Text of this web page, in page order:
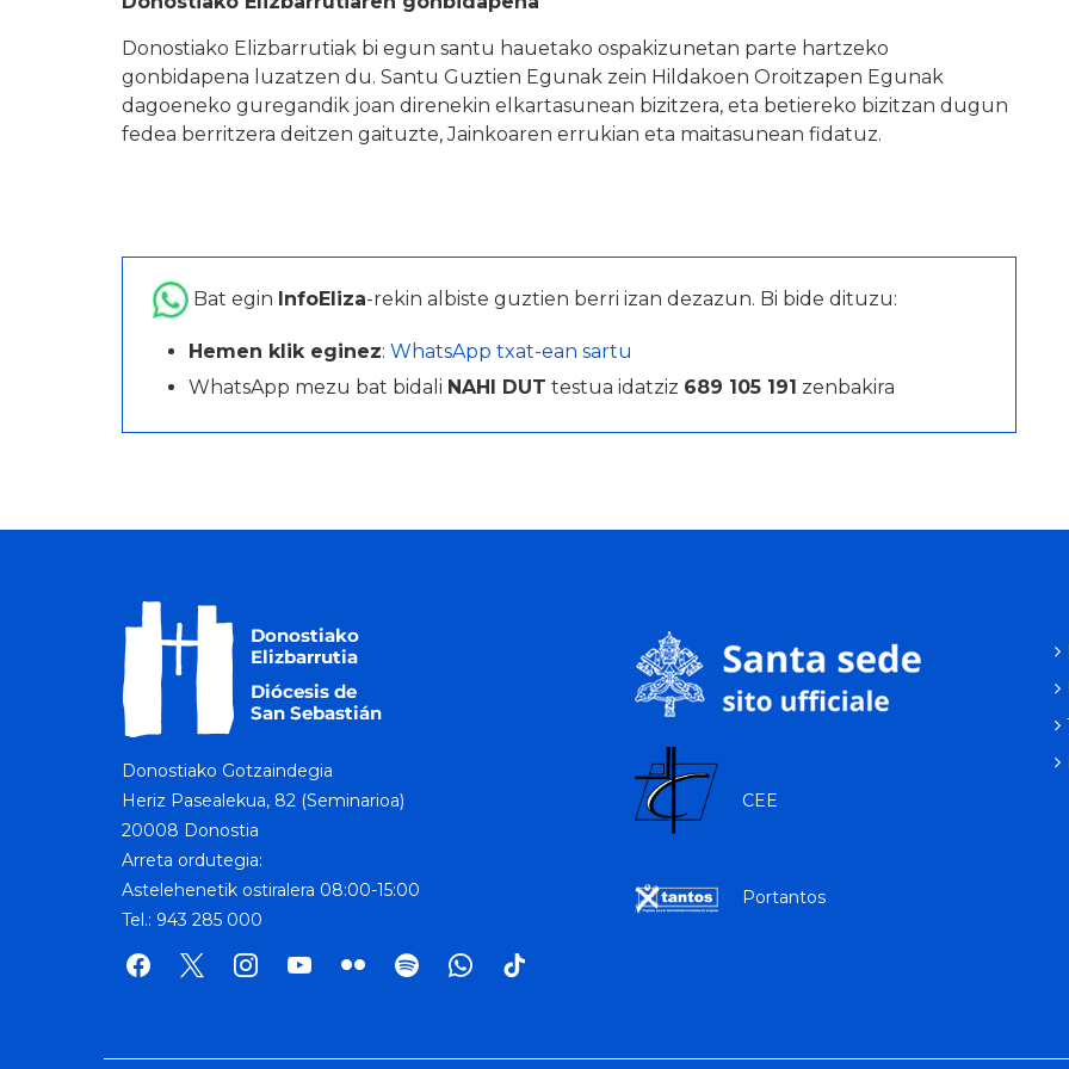
Donostiako Elizbarrutiak bi egun santu hauetako ospakizunetan parte hartzeko
gonbidapena luzatzen du. Santu Guztien Egunak zein Hildakoen Oroitzapen Egunak
dagoeneko guregandik joan direnekin elkartasunean bizitzera, eta betiereko bizitzan dugun
fedea berritzera deitzen gaituzte, Jainkoaren errukian eta maitasunean fidatuz.
Bat egin InfoEliza-rekin albiste guztien berri izan dezazun. Bi bide dituzu:
Hemen klik eginez: WhatsApp txat-ean sartu
WhatsApp mezu bat bidali NAHI DUT testua idatziz 689 105 191 zenbakira
Donostiako Gotzaindegia
Heriz Pasealekua, 82 (Seminarioa)
20008 Donostia
Arreta ordutegia:
Astelehenetik ostiralera 08:00-15:00
Tel.: 943 285 000
facebook
x instagramyoutube
flickr spotifywhatsapp
tik
CEE
Portantos